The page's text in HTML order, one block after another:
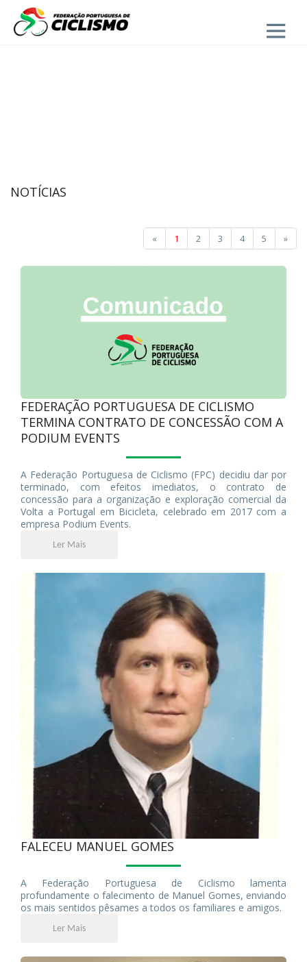
Close
NOTÍCIAS
« 1 2 3 4 5 »
FEDERAÇÃO PORTUGUESA DE CICLISMO
TERMINA CONTRATO DE CONCESSÃO COM A
PODIUM EVENTS
A Federação Portuguesa de Ciclismo (FPC) decidiu dar por
terminado, com efeitos imediatos, o contrato de
concessão para a organização e exploração comercial da
Volta a Portugal em Bicicleta, celebrado em 2017 com a
empresa Podium Events.
Ler Mais
FALECEU MANUEL GOMES
A Federação Portuguesa de Ciclismo lamenta
profundamente o falecimento de Manuel Gomes, enviando
os mais sentidos pêsames a todos os familiares e amigos.
Ler Mais